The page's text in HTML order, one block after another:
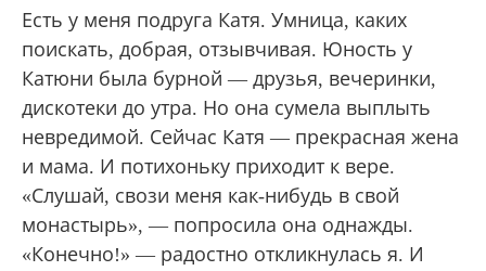
Есть у меня подруга Катя. Умница, каких
поискать, добрая, отзывчивая. Юность у
Катюни была бурной — друзья, вечеринки,
дискотеки до утра. Но она сумела выплыть
невредимой. Сейчас Катя — прекрасная жена
и мама. И потихоньку приходит к вере.
«Слушай, свози меня как-нибудь в свой
монастырь», — попросила она однажды.
«Конечно!» — радостно откликнулась я. И